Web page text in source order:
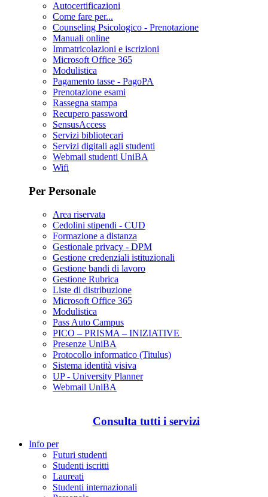
Autocertificazioni
Come fare per...
Counseling Psicologico - Prenotazione
Manuali online
Immatricolazioni e iscrizioni
Microsoft Office 365
Modulistica
Pagamento tasse - PagoPA
Prenotazione esami
Rassegna stampa
Recupero password
SensusAccess
Servizi bibliotecari
Servizi digitali agli studenti
Webmail studenti UniBA
Wifi
Per Personale
Area riservata
Cedolini stipendi - CUD
Formazione a distanza
Gestionale privacy - DPM
Gestione credenziali istituzionali
Gestione bandi di lavoro
Gestione Rubrica
Liste di distribuzione
Microsoft Office 365
Modulistica
Pass Auto Campus
PICO – PRISMA – INIZIATIVE
Presenze UniBA
Protocollo informatico (Titulus)
Sistema identità visiva
UP - University Planner
Webmail UniBA
Consulta tutti i servizi
Info per
Futuri studenti
Studenti iscritti
Laureati
Studenti internazionali